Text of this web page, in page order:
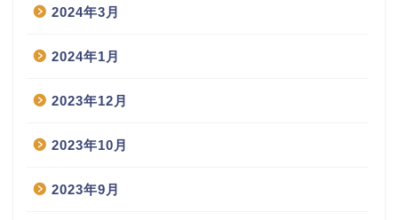
2024年3月
2024年1月
2023年12月
2023年10月
2023年9月